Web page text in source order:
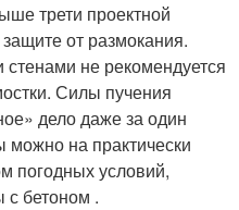
трети проектной
от размокания.
не рекомендуется
Силы пучения
дело даже за один
можно на практически
погодных условий,
с бетоном .